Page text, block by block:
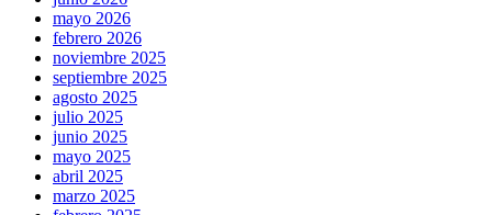
mayo 2026
febrero 2026
noviembre 2025
septiembre 2025
agosto 2025
julio 2025
junio 2025
mayo 2025
abril 2025
marzo 2025